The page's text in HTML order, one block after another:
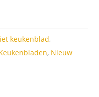
keukenblad,
, Nieuw